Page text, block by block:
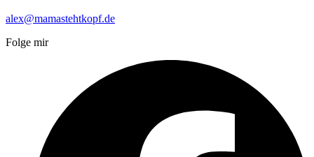
alex@mamastehtkopf.de
Folge mir